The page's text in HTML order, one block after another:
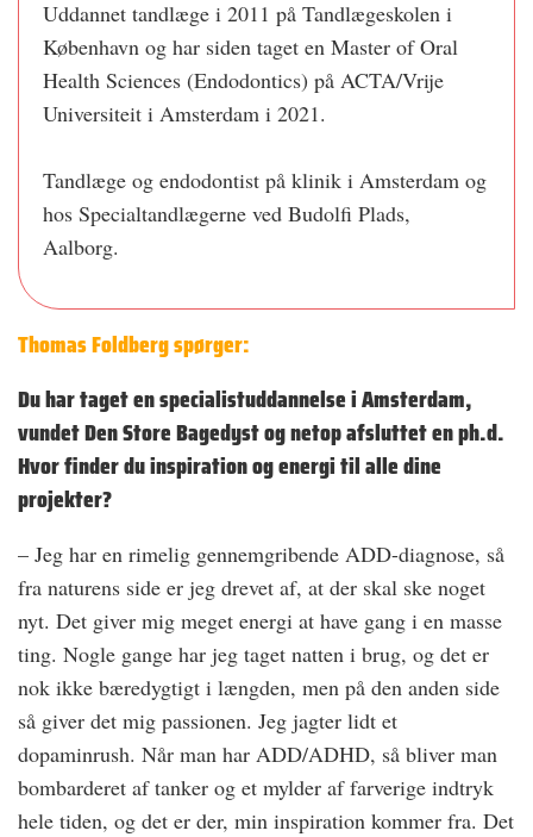
Uddannet tandlæge i 2011 på Tandlægeskolen i
København og har siden taget en Master of Oral
Health Sciences (Endodontics) på ACTA/Vrije
Universiteit i Amsterdam i 2021.
Tandlæge og endodontist på klinik i Amsterdam og
hos Specialtandlægerne ved Budolfi Plads,
Aalborg.
Thomas Foldberg spørger:
Du har taget en specialistuddannelse i Amsterdam,
vundet Den Store Bagedyst og netop afsluttet en ph.d.
Hvor finder du inspiration og energi til alle dine
projekter?
– Jeg har en rimelig gennemgribende ADD-diagnose, så
fra naturens side er jeg drevet af, at der skal ske noget
nyt. Det giver mig meget energi at have gang i en masse
ting. Nogle gange har jeg taget natten i brug, og det er
nok ikke bæredygtigt i længden, men på den anden side
så giver det mig passionen. Jeg jagter lidt et
dopaminrush. Når man har ADD/ADHD, så bliver man
bombarderet af tanker og et mylder af farverige indtryk
hele tiden, og det er der, min inspiration kommer fra. Det